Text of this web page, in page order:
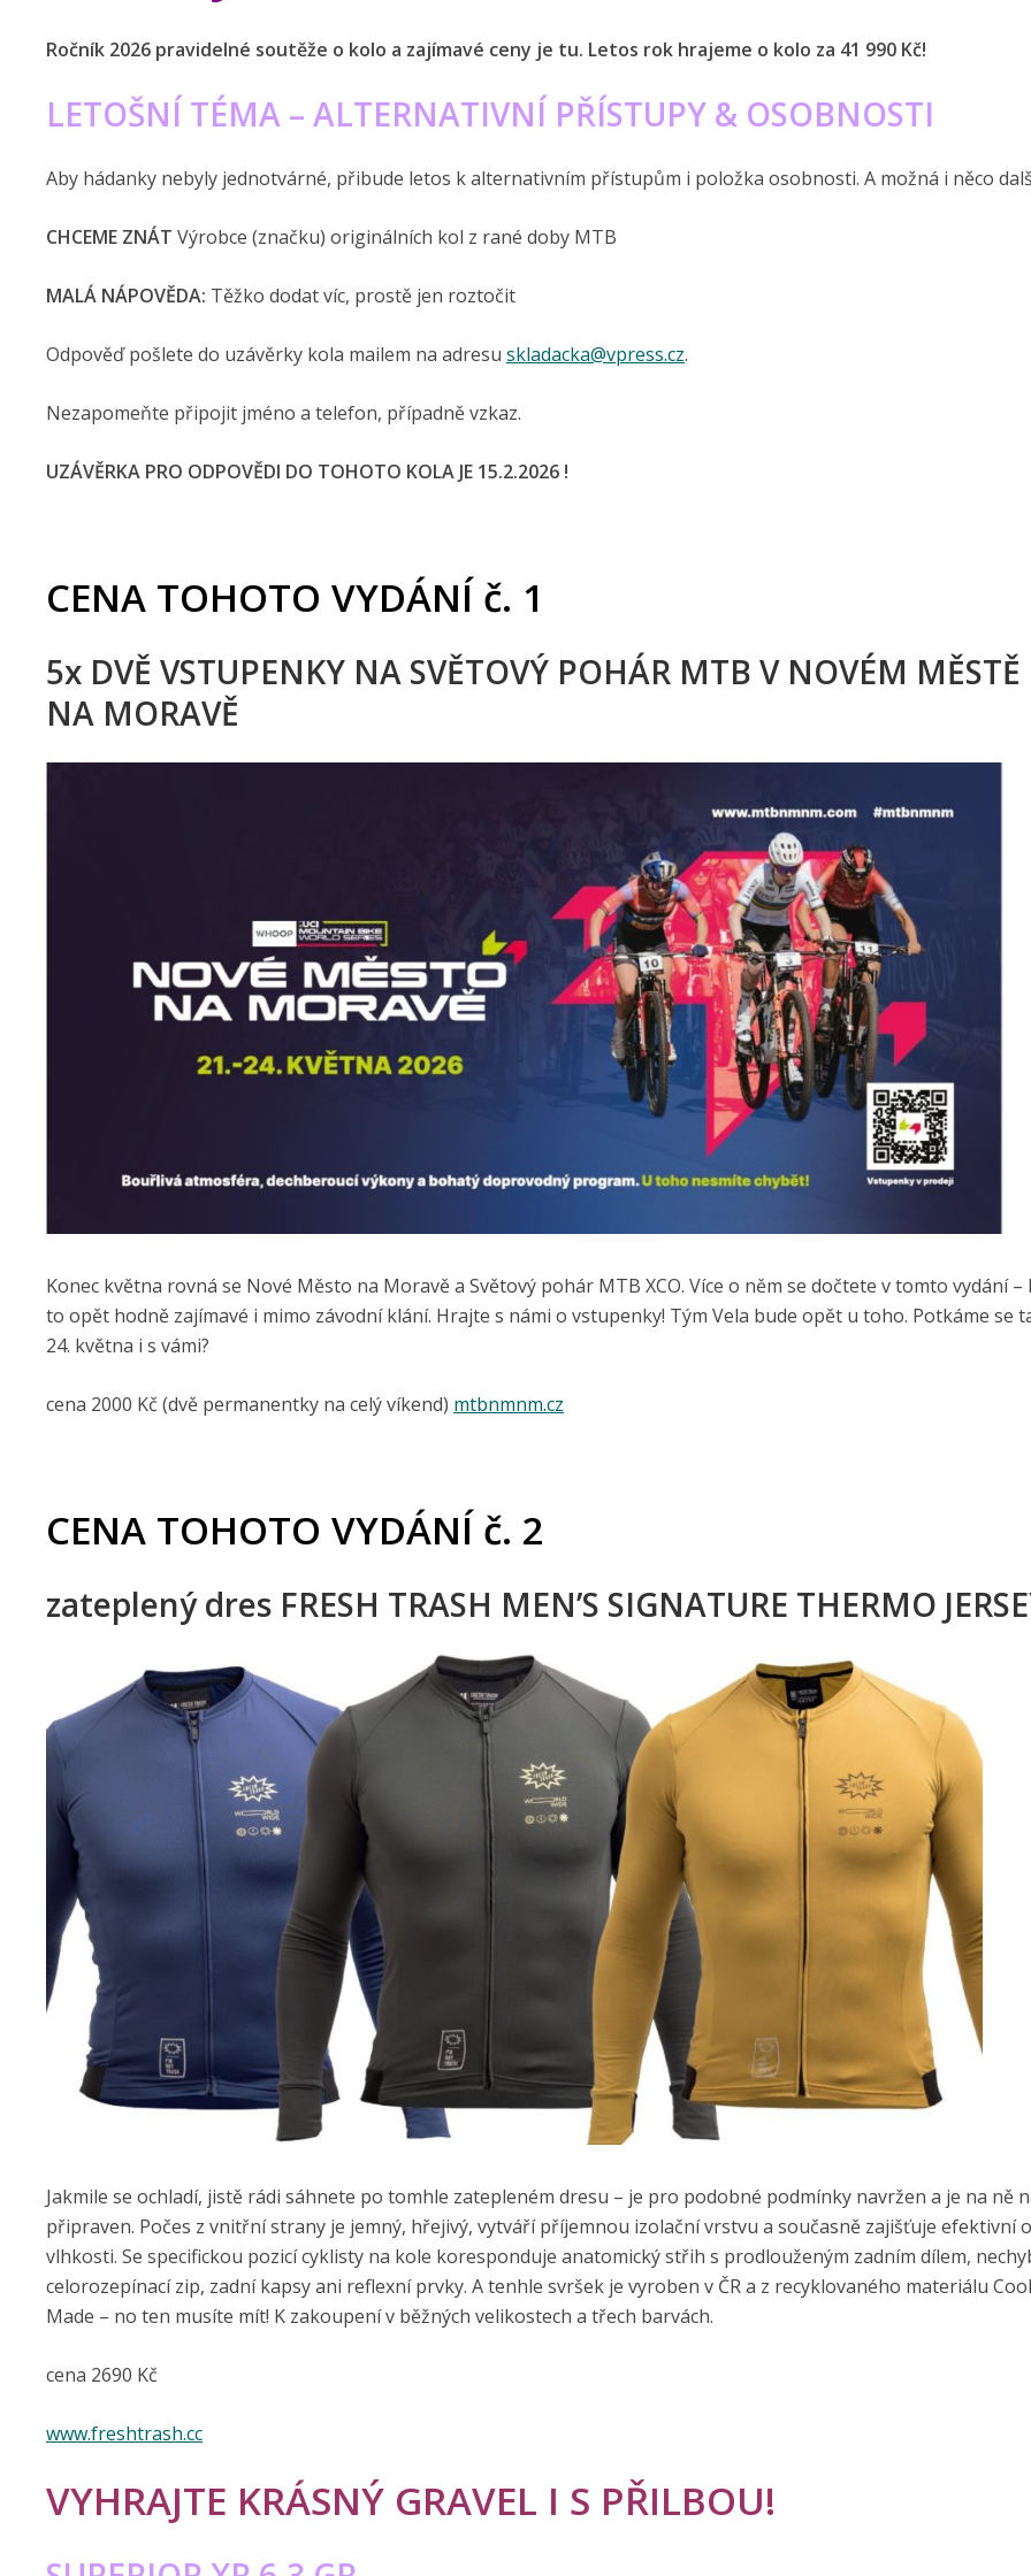
Ročník 2026 pravidelné soutěže o kolo a zajímavé ceny je tu. Letos rok hrajeme o kolo za 41 990 Kč!
LETOŠNÍ TÉMA – ALTERNATIVNÍ PŘÍSTUPY & OSOBNOSTI
Aby hádanky nebyly jednotvárné, přibude letos k alternativním přístupům i položka osobnosti. A možná i něco
CHCEME ZNÁT Výrobce (značku) originálních kol z rané doby MTB
MALÁ NÁPOVĚDA: Těžko dodat víc, prostě jen roztočit
Odpověď pošlete do uzávěrky kola mailem na adresu skladacka@vpress.cz.
Nezapomeňte připojit jméno a telefon, případně vzkaz.
UZÁVĚRKA PRO ODPOVĚDI DO TOHOTO KOLA JE 15.2.2026 !
CENA TOHOTO VYDÁNÍ č. 1
5x DVĚ VSTUPENKY NA SVĚTOVÝ POHÁR MTB V NOVÉM MĚSTĚ
NA MORAVĚ
Konec května rovná se Nové Město na Moravě a Světový pohár MTB XCO. Více o něm se dočtete v tomto vydání –
to opět hodně zajímavé i mimo závodní klání. Hrajte s námi o vstupenky! Tým Vela bude opět u toho. Potkáme se
24. května i s vámi?
cena 2000 Kč (dvě permanentky na celý víkend) mtbnmnm.cz
CENA TOHOTO VYDÁNÍ č. 2
zateplený dres FRESH TRASH MEN’S SIGNATURE THERMO
Jakmile se ochladí, jistě rádi sáhnete po tomhle zatepleném dresu – je pro podobné podmínky navržen a je na ně
připraven. Počes z vnitřní strany je jemný, hřejivý, vytváří příjemnou izolační vrstvu a současně zajišťuje efektivní
vlhkosti. Se specifickou pozicí cyklisty na kole koresponduje anatomický střih s prodlouženým zadním dílem,
celorozepínací zip, zadní kapsy ani reflexní prvky. A tenhle svršek je vyroben v ČR a z recyklovaného materiálu
Made – no ten musíte mít! K zakoupení v běžných velikostech a třech barvách.
cena 2690 Kč
www.freshtrash.cc
VYHRAJTE KRÁSNÝ GRAVEL I S PŘILBOU!